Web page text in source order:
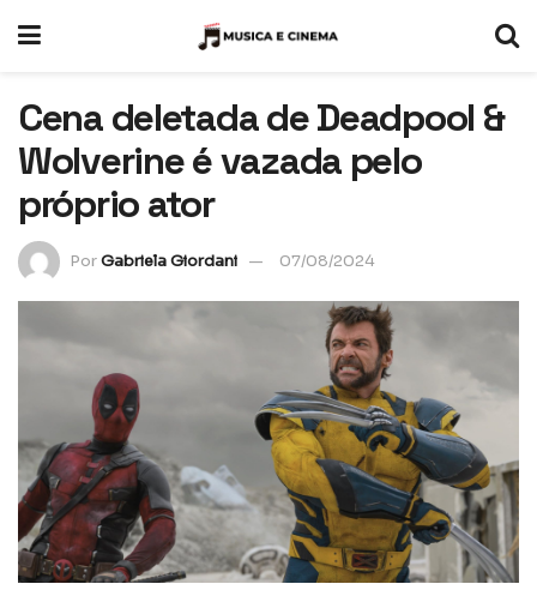
Cena deletada de Deadpool &
Wolverine é vazada pelo
próprio ator
PorGabriela Giordani 07/08/2024